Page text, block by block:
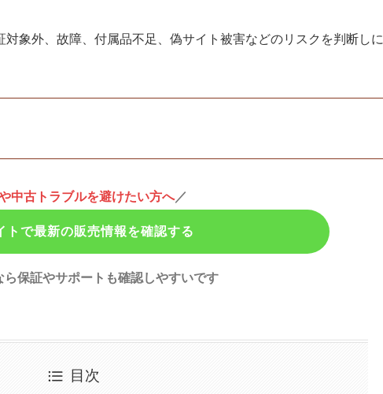
象外、故障、付属品不足、偽サイト被害などのリスクを判断しに
中古トラブルを避けたい方へ／
トで最新の販売情報を確認する
ら保証やサポートも確認しやすいです
目次